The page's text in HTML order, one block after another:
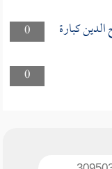
0
كبارة
0